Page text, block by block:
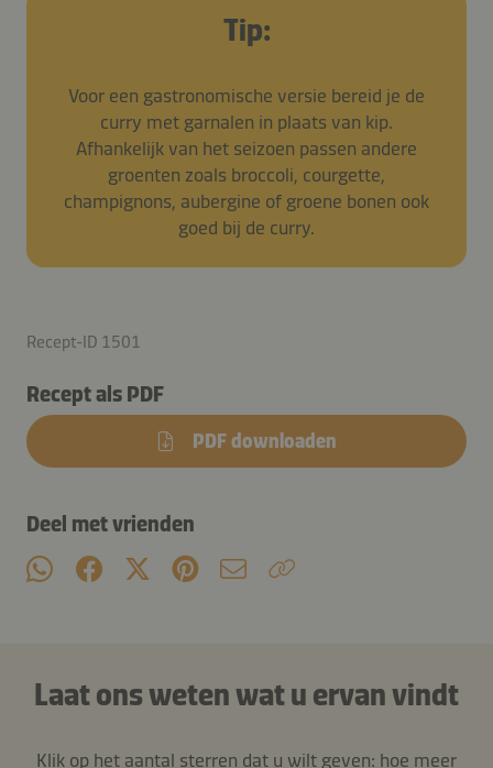
Tip:
Voor een gastronomische versie bereid je de
curry met garnalen in plaats van kip.
Afhankelijk van het seizoen passen andere
groenten zoals broccoli, courgette,
champignons, aubergine of groene bonen ook
goed bij de curry.
Recept-ID 1501
Recept als PDF
PDF downloaden
Deel met vrienden
Laat ons weten wat u ervan vindt
Klik op het aantal sterren dat u wilt geven: hoe meer